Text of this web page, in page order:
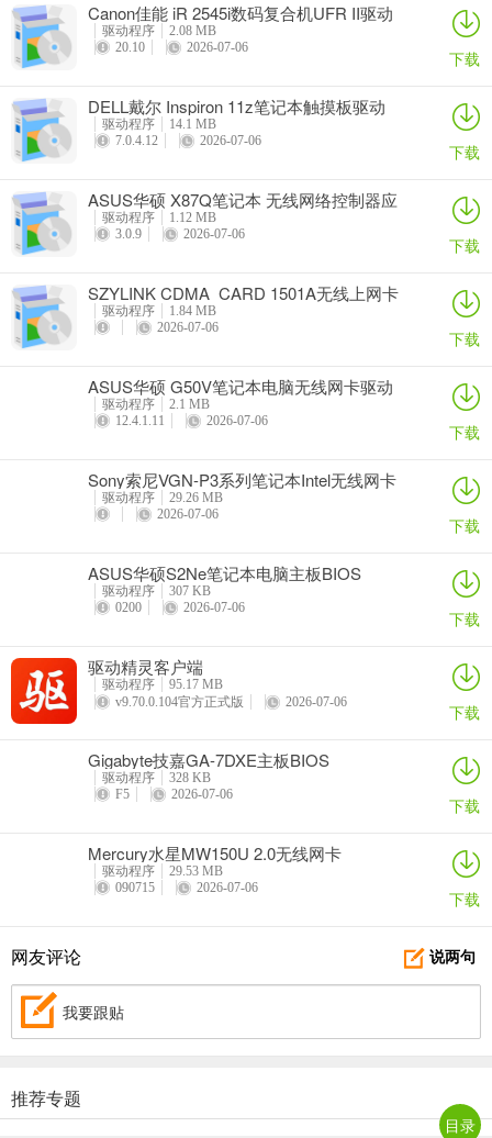
Canon佳能 iR 2545i数码复合机UFR II驱动
驱动程序
2.08 MB
20.10
2026-07-06 下载
DELL戴尔 Inspiron 11z笔记本触摸板驱动
驱动程序
14.1 MB
7.0.4.12
2026-07-06 下载
ASUS华硕 X87Q笔记本 无线网络控制器应
用程序
驱动程序
1.12 MB
3.0.9
2026-07-06 下载
SZYLINK CDMA_CARD 1501A无线上网卡
驱动程序
1.84 MB
2026-07-06
下载
ASUS华硕 G50V笔记本电脑无线网卡驱动
驱动程序
2.1 MB
12.4.1.11
2026-07-06 下载
Sony索尼VGN-P3系列笔记本Intel无线网卡
驱动
驱动程序
29.26 MB
2026-07-06
下载
ASUS华硕S2Ne笔记本电脑主板BIOS
驱动程序
307 KB
0200
2026-07-06 下载
驱动精灵客户端
驱动程序
95.17 MB
v9.70.0.104官方正式版
2026-07-06 下载
Gigabyte技嘉GA-7DXE主板BIOS
驱动程序
328 KB
F5
2026-07-06 下载
Mercury水星MW150U 2.0无线网卡
驱动程序
29.53 MB
090715
2026-07-06 下载
说两句
网友评论
我要跟贴
推荐专题
目录